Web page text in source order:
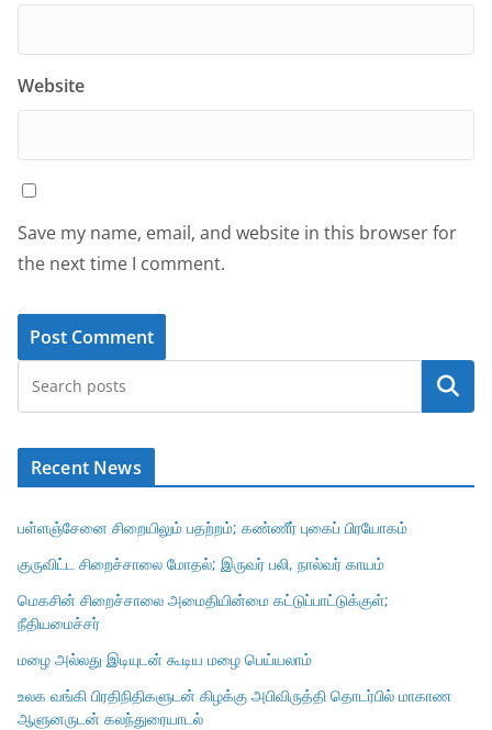
Website
Save my name, email, and website in this browser for
the next time I comment.
Search
Recent News
பள்ளஞ்சேனை சிறையிலும் பதற்றம்; கண்ணீர் புகைப் பிரயோகம்
குருவிட்ட சிறைச்சாலை மோதல்; இருவர் பலி, நால்வர் காயம்
மெகசின் சிறைச்சாலை அமைதியின்மை கட்டுப்பாட்டுக்குள்;
நீதியமைச்சர்
மழை அல்லது இடியுடன் கூடிய மழை பெய்யலாம்
உலக வங்கி பிரதிநிதிகளுடன் கிழக்கு அபிவிருத்தி தொடர்பில் மாகாண
ஆளுனருடன் கலந்துரையாடல்